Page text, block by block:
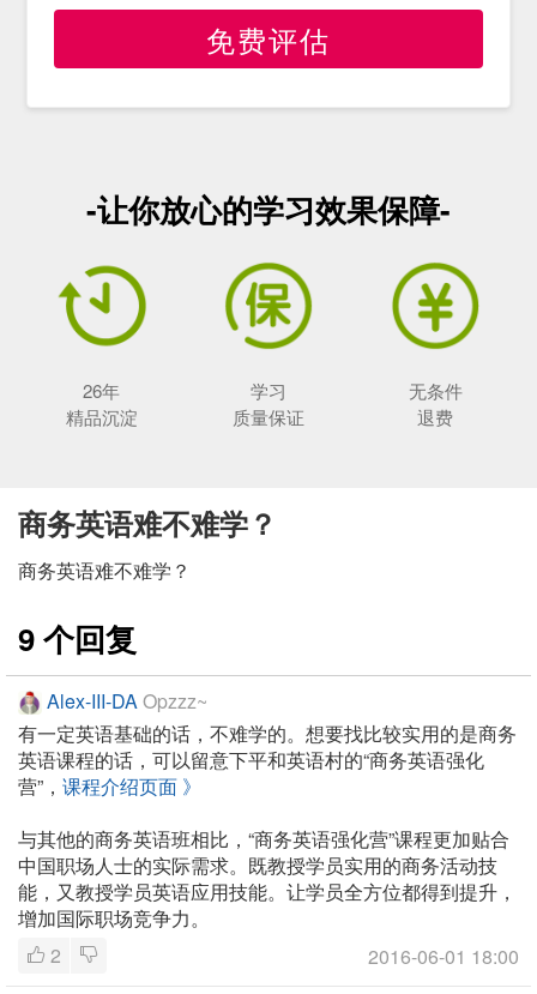
免费评估
-让你放心的学习效果保障-
26年
精品沉淀
学习
质量保证
无条件
退费
商务英语难不难学？
商务英语难不难学？
9 个回复
Alex-III-DA Opzzz~
有一定英语基础的话，不难学的。想要找比较实用的是商务
英语课程的话，可以留意下平和英语村的“商务英语强化
营”， 课程介绍页面 》
与其他的商务英语班相比，“商务英语强化营”课程更加贴合
中国职场人士的实际需求。既教授学员实用的商务活动技
能，又教授学员英语应用技能。让学员全方位都得到提升，
增加国际职场竞争力。
2
2016-06-01 18:00